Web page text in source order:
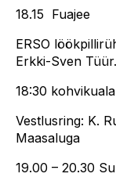
18.15 Fuajee
ERSO
Erkki-Sven
18:30 kohvikuala
Vestlusring: K.
Maasaluga
19.00 – 20.30